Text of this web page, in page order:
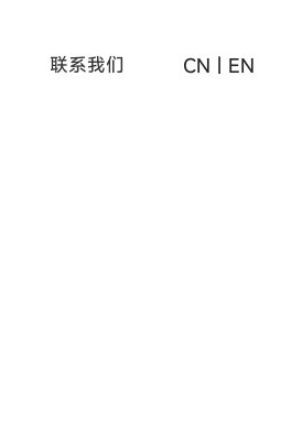
联系我们 CN | EN